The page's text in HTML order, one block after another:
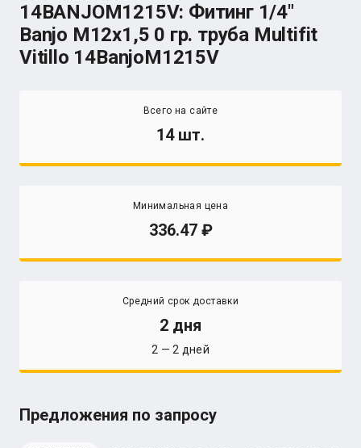
14BANJOM1215V: Фитинг 1/4"
Banjo М12х1,5 0 гр. труба Multifit
Vitillo 14BanjoM1215V
Всего на сайте
14 шт.
Минимальная цена
336.47
Средний срок доставки
2 дня
2 — 2 дней
Предложения по запросу